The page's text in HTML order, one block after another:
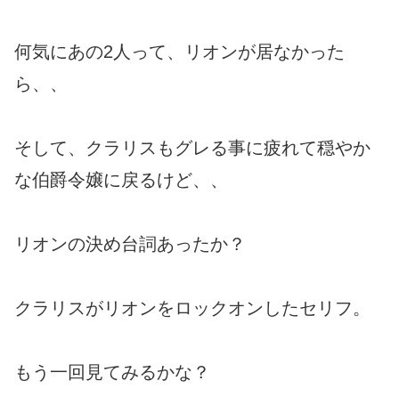
何気にあの2人って、リオンが居なかった
ら、、
そして、クラリスもグレる事に疲れて穏やか
な伯爵令嬢に戻るけど、、
リオンの決め台詞あったか？
クラリスがリオンをロックオンしたセリフ。
もう一回見てみるかな？